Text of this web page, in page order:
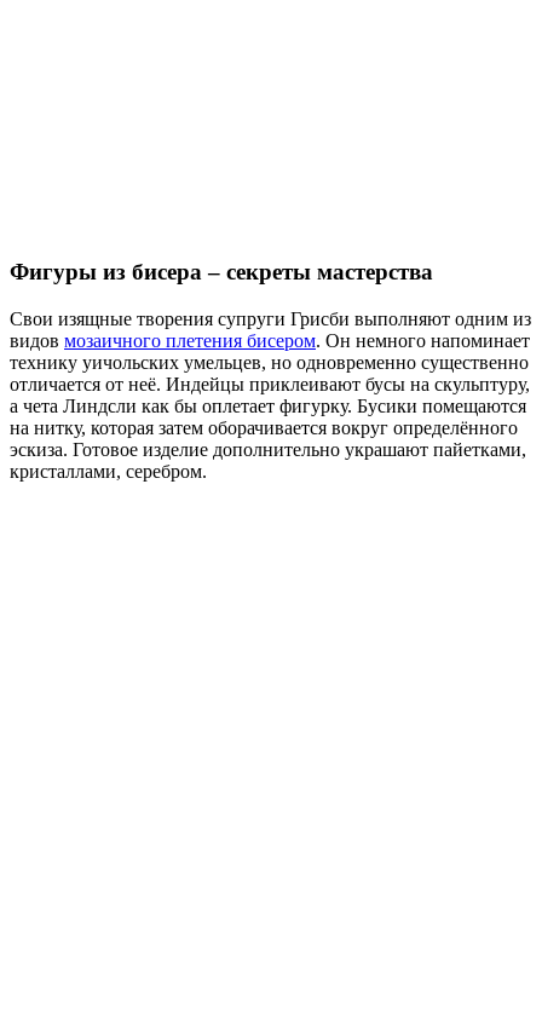
Фигуры из бисера – секреты мастерства
Свои изящные творения супруги Грисби выполняют одним из
видов мозаичного плетения бисером. Он немного напоминает
технику уичольских умельцев, но одновременно существенно
отличается от неё. Индейцы приклеивают бусы на скульптуру,
а чета Линдсли как бы оплетает фигурку. Бусики помещаются
на нитку, которая затем оборачивается вокруг определённого
эскиза. Готовое изделие дополнительно украшают пайетками,
кристаллами, серебром.